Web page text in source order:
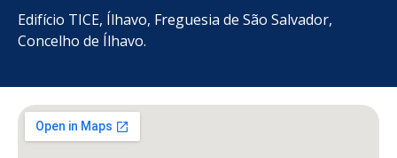
Edifício TICE, Ílhavo, Freguesia de São Salvador,
Concelho de Ílhavo.